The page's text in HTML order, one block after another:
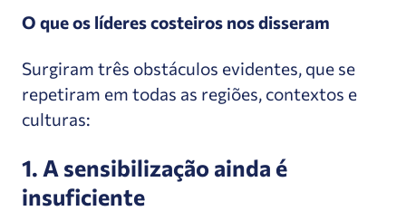
O que os líderes costeiros nos disseram
Surgiram três obstáculos evidentes, que se
repetiram em todas as regiões, contextos e
culturas:
1. A sensibilização ainda é
insuficiente